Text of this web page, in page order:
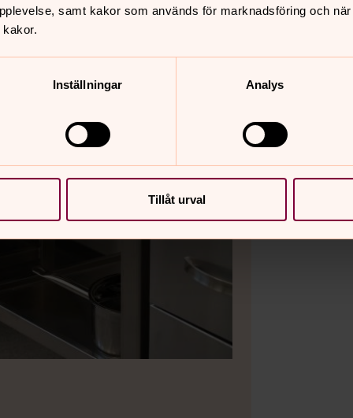
samt kakor som används för marknadsföring och
Inställningar Analys
Tillåt urval
Bild 2 av 10